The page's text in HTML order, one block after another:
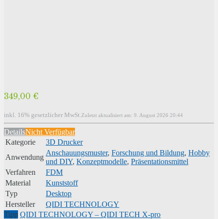
349,00 €
inkl. 16% gesetzlicher MwSt. Zuletzt aktualisiert am: 9. August 2026 20:44
DetailsNicht Verfügbar
Kategorie
3D Drucker
Anwendung
Anschauungsmuster, Forschung und Bildung, Hobby
und DIY, Konzeptmodelle, Präsentationsmittel
Verfahren
FDM
Material
Kunststoff
Typ
Desktop
Hersteller
QIDI TECHNOLOGY
Tipp QIDI TECHNOLOGY – QIDI TECH X-pro